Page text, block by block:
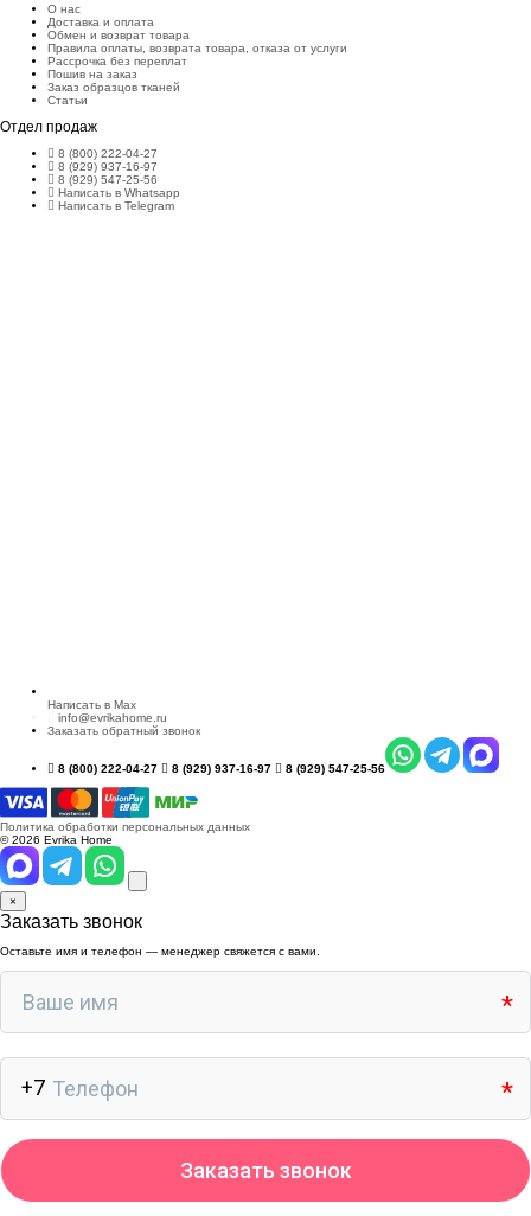
О нас
Доставка и оплата
Обмен и возврат товара
Правила оплаты, возврата товара, отказа от услуги
Рассрочка без переплат
Пошив на заказ
Заказ образцов тканей
Статьи
Отдел продаж
8 (800) 222-04-27
8 (929) 937-16-97
8 (929) 547-25-56
Написать в Whatsapp
Написать в Telegram
Написать в Max
info@evrikahome.ru
Заказать обратный звонок
8 (800) 222-04-27 8 (929) 937-16-97 8 (929) 547-25-56
Политика обработки персональных данных
© 2026 Evrika Home
×
Заказать звонок
Оставьте имя и телефон — менеджер свяжется с вами.